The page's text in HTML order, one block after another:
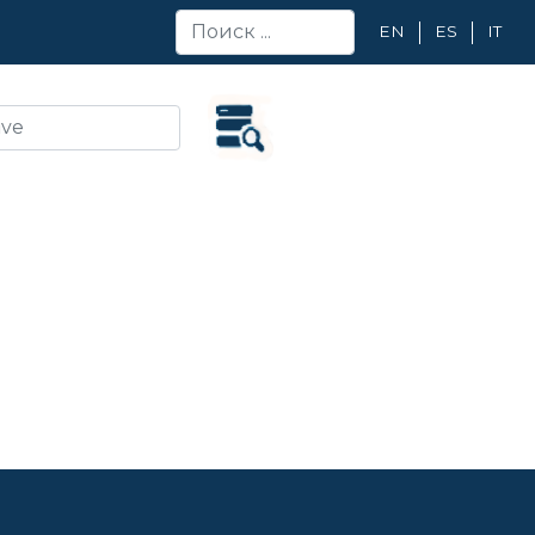
EN ES IT